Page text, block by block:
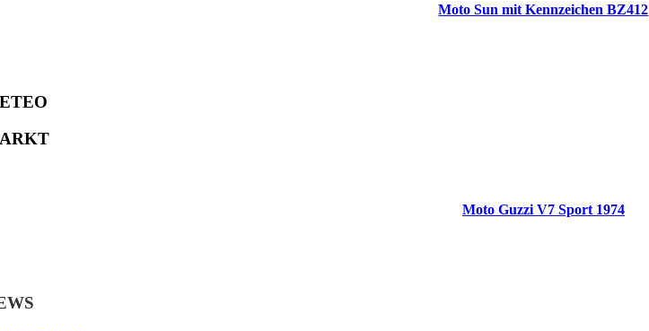
Moto Sun mit Kennzeichen BZ412
Moto Guzzi V7 Sport 1974